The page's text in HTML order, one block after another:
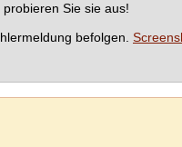
probieren Sie sie aus!
befolgen.